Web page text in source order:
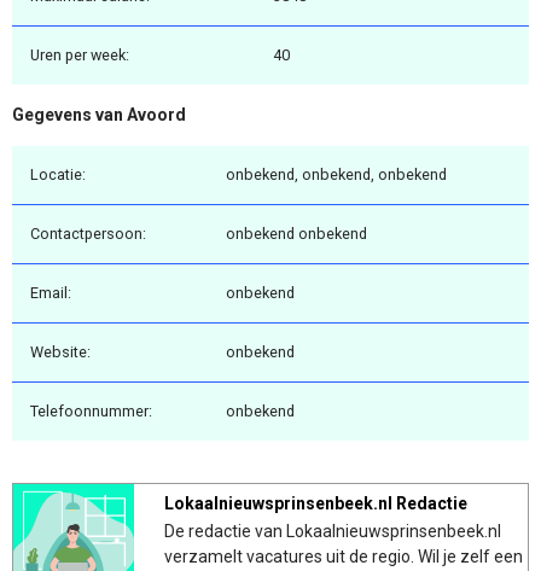
Uren per week: 40
Gegevens van Avoord
Locatie: onbekend, onbekend, onbekend
Contactpersoon: onbekend onbekend
Email: onbekend
Website: onbekend
Telefoonnummer: onbekend
Lokaalnieuwsprinsenbeek.nl Redactie
De redactie van Lokaalnieuwsprinsenbeek.nl
verzamelt vacatures uit de regio. Wil je zelf een